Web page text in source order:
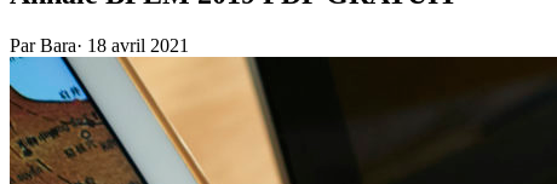
Par Bara· 18 avril 2021